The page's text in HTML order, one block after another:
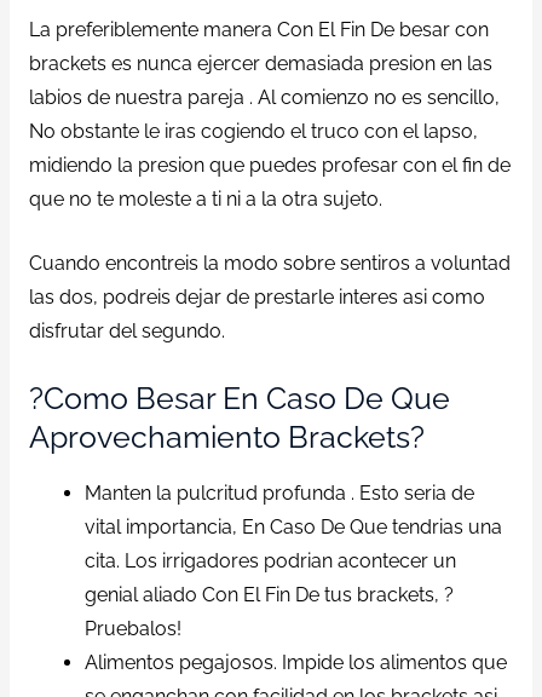
La preferiblemente manera Con El Fin De besar con
brackets es nunca ejercer demasiada presion en las
labios de nuestra pareja . Al comienzo no es sencillo,
No obstante le iras cogiendo el truco con el lapso,
midiendo la presion que puedes profesar con el fin de
que no te moleste a ti ni a la otra sujeto.
Cuando encontreis la modo sobre sentiros a voluntad
las dos, podreis dejar de prestarle interes asi como
disfrutar del segundo.
?Como Besar En Caso De Que
Aprovechamiento Brackets?
Manten la pulcritud profunda . Esto seria de
vital importancia, En Caso De Que tendrias una
cita. Los irrigadores podrian acontecer un
genial aliado Con El Fin De tus brackets, ?
Pruebalos!
Alimentos pegajosos. Impide los alimentos que